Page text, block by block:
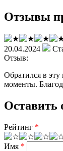
Отзывы
20.04.2024
Отзыв:
Обратился в
моменты.
Оставить
Рейтинг *
Имя *